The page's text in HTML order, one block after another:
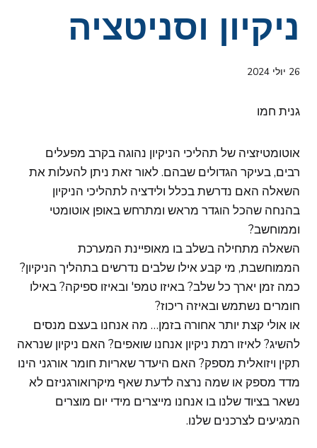
ניקיון וסניטציה
26 יולי 2024
גנית חמו
אוטומטיזציה של תהליכי הניקיון נהוגה בקרב מפעלים
רבים, בעיקר הגדולים שבהם. לאור זאת ניתן להעלות את
השאלה האם נדרשת בכלל ולידציה לתהליכי הניקיון
בהנחה שהכל הוגדר מראש ומתרחש באופן אוטומטי
וממוחשב?
השאלה מתחילה בשלב בו מאופיינת המערכת
הממוחשבת, מי קבע אילו שלבים נדרשים בתהליך הניקיון?
כמה זמן יארך כל שלב? באיזו טמפ' ובאיזו ספיקה? באילו
חומרים נשתמש ובאיזה ריכוז?
או אולי קצת יותר אחורה בזמן… מה אנחנו בעצם מנסים
להשיג? לאיזו רמת ניקיון אנחנו שואפים? האם ניקיון שנראה
תקין ויזואלית מספק? האם היעדר שאריות חומר אורגני הינו
מדד מספק או שמה נרצה לדעת שאף מיקרואורגניזם לא
נשאר בציוד שלנו בו אנחנו מייצרים מידי יום מוצרים
המגיעים לצרכנים שלנו.